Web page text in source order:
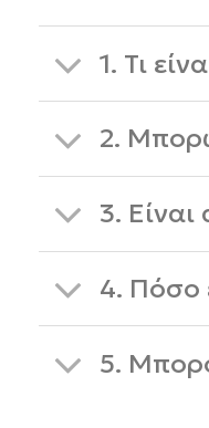
1. Τι
2.
3.
4. Πόσο
5.